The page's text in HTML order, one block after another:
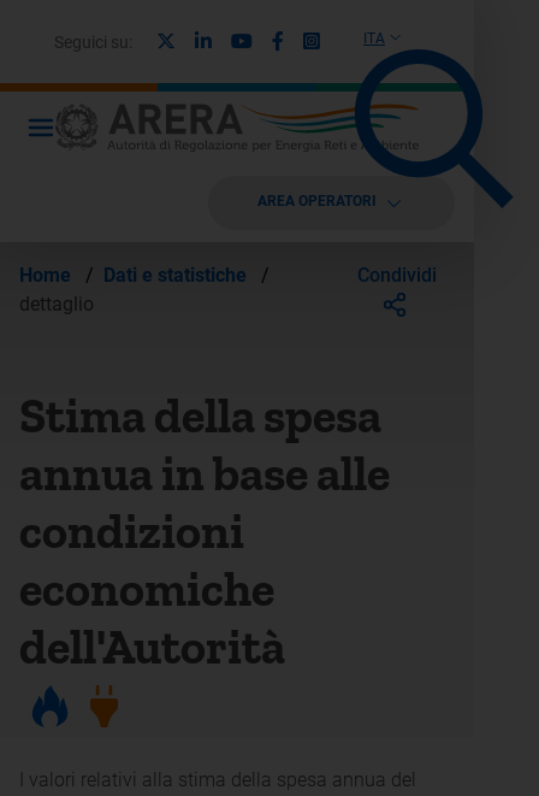
ITA
Seguici su: LinkedinYoutubeFacebook
Instagram
AREA OPERATORI
Home / Dati e statistiche
/
dettaglio
Condividi
Stima della spesa
annua in base alle
condizioni
economiche
dell'Autorità
I valori relativi alla stima della spesa annua del